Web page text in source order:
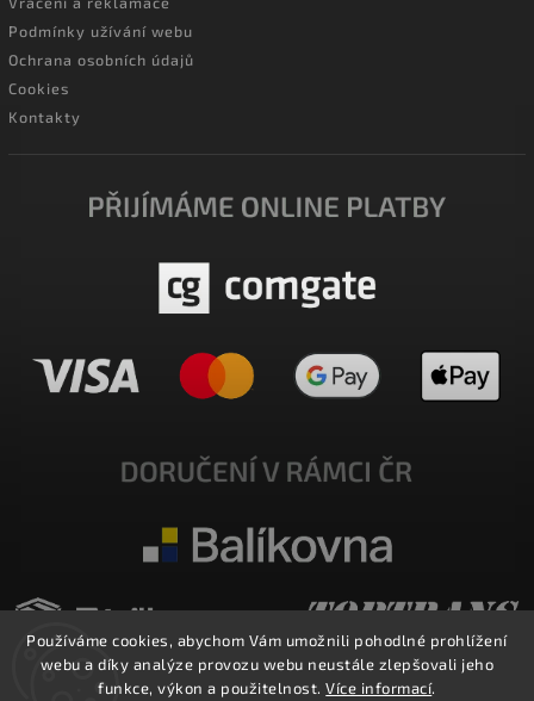
Používáme cookies, abychom Vám umožnili pohodlné prohlížení
webu a díky analýze provozu webu neustále zlepšovali jeho
funkce, výkon a použitelnost.Více informací.
Podmínky užívání webu
Ochrana osobních údajů
Cookies
Kontakty